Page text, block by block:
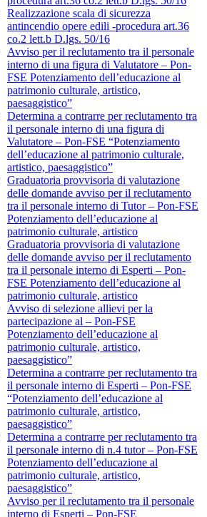
Realizzazione scala di sicurezza
antincendio opere edili -procedura art.36
co.2 lett.b D.lgs. 50/16
Avviso per il reclutamento tra il personale
interno di una figura di Valutatore – Pon-
FSE Potenziamento dell’educazione al
patrimonio culturale, artistico,
paesaggistico”
Determina a contrarre per reclutamento tra
il personale interno di una figura di
Valutatore – Pon-FSE “Potenziamento
dell’educazione al patrimonio culturale,
artistico, paesaggistico”
Graduatoria provvisoria di valutazione
delle domande avviso per il reclutamento
tra il personale interno di Tutor – Pon-FSE
Potenziamento dell’educazione al
patrimonio culturale, artistico
Graduatoria provvisoria di valutazione
delle domande avviso per il reclutamento
tra il personale interno di Esperti – Pon-
FSE Potenziamento dell’educazione al
patrimonio culturale, artistico
Avviso di selezione allievi per la
partecipazione al – Pon-FSE
Potenziamento dell’educazione al
patrimonio culturale, artistico,
paesaggistico”
Determina a contrarre per reclutamento tra
il personale interno di Esperti – Pon-FSE
“Potenziamento dell’educazione al
patrimonio culturale, artistico,
paesaggistico”
Determina a contrarre per reclutamento tra
il personale interno di n.4 tutor – Pon-FSE
Potenziamento dell’educazione al
patrimonio culturale, artistico,
paesaggistico”
Avviso per il reclutamento tra il personale
interno di Esperti – Pon-FSE